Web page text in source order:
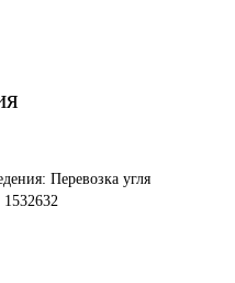
Перевозка угля
1532632